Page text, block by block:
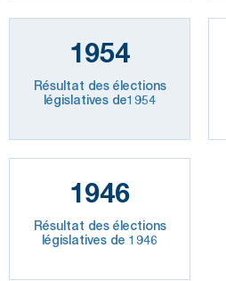
1954
Résultat des élections
législatives de1954
1946
Résultat des élections
législatives de 1946